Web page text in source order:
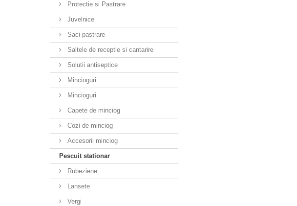
Protectie si Pastrare
Juvelnice
Saci pastrare
Saltele de receptie si cantarire
Solutii antiseptice
Mincioguri
Mincioguri
Capete de minciog
Cozi de minciog
Accesorii minciog
Pescuit stationar
Rubeziene
Lansete
Vergi